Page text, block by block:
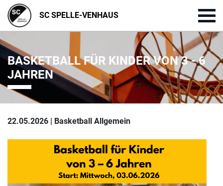
SC SPELLE-VENHAUS
BASKETBALL FÜR KINDER VON 3 - 6
JAHREN
22.05.2026 | Basketball Allgemein